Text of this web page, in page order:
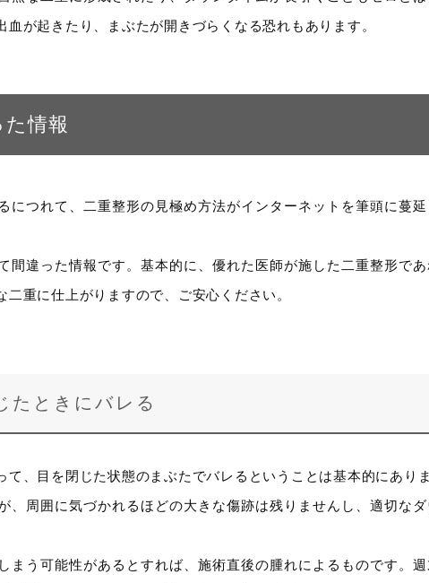
血が起きたり、まぶたが開きづらくなる恐れもあります。
情報
につれて、二重整形の見極め方法がインターネットを筆頭に蔓
間違った情報です。基本的に、優れた医師が施した二重整形で
二重に仕上がりますので、ご安心ください。
たときにバレる
て、目を閉じた状態のまぶたでバレるということは基本的にありま
、周囲に気づかれるほどの大きな傷跡は残りませんし、適切な
まう可能性があるとすれば、施術直後の腫れによるものです。